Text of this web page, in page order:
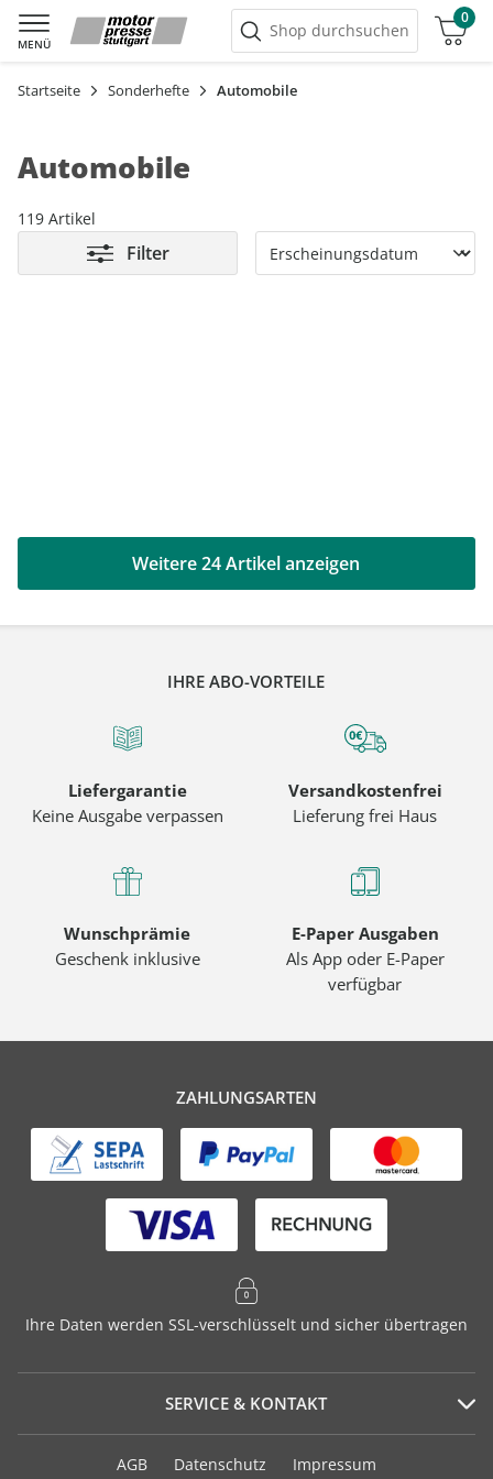
MENÜ
Shop durchsuchen
0
Warenkorb
Startseite Sonderhefte Automobile
Automobile
119 Artikel
Filter
Weitere 24 Artikel anzeigen
IHRE ABO-VORTEILE
Liefergarantie
Keine Ausgabe verpassen
Versandkostenfrei
Lieferung frei Haus
Wunschprämie
Geschenk inklusive
E-Paper Ausgaben
Als App oder E-Paper
verfügbar
ZAHLUNGSARTEN
Ihre Daten werden SSL-verschlüsselt und sicher übertragen
SERVICE & KONTAKT
Serviceportal
AGB Datenschutz Impressum